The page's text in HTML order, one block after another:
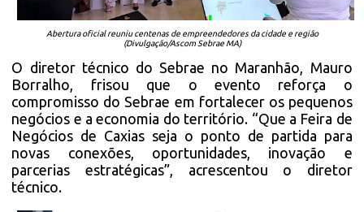
Abertura oficial reuniu centenas de empreendedores da cidade e região
(Divulgação/Ascom Sebrae MA)
O diretor técnico do Sebrae no Maranhão, Mauro
Borralho, frisou que o evento reforça o
compromisso do Sebrae em fortalecer os pequenos
negócios e a economia do território. “Que a Feira de
Negócios de Caxias seja o ponto de partida para
novas conexões, oportunidades, inovação e
parcerias estratégicas”, acrescentou o diretor
técnico.